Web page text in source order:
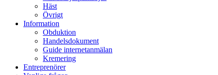
Häst
Övrigt
Information
Obduktion
Handelsdokument
Guide internetanmälan
Kremering
Entreprenörer